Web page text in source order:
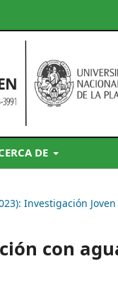
DE
Investigación Joven
con